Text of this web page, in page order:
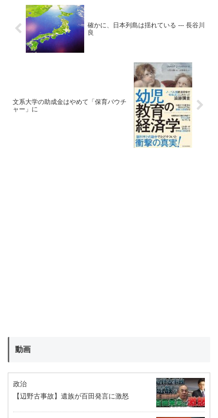
確かに、日本列島は揺れている --- 長谷川
良
文系大学の助成金はやめて「保育バウチ
ャー」に
動画
政治
【辺野古事故】遺族が百田発言に激怒